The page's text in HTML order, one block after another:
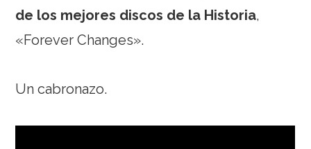
de los mejores discos de la Historia,
«Forever Changes».
Un cabronazo.